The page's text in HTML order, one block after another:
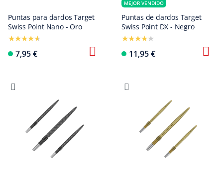
Puntas para dardos Target
Swiss Point Nano - Oro
7,95 €
MEJOR VENDIDO
Puntas de dardos Target
Swiss Point DX - Negro
11,95 €